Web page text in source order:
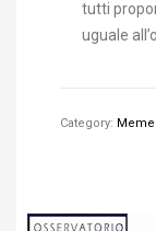
tutti
uguale
Category: